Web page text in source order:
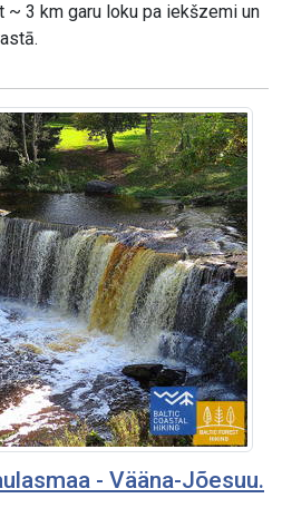
~ 3 km garu loku pa iekšzemi un
- Vääna-Jõesuu.